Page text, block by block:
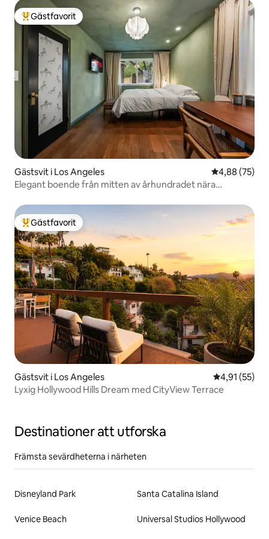
Populär gästfavorit
Gästfavorit
Gästsvit i Los Angeles 4,88 av 5 i
4,88 (75)
Elegant boende från mitten av århundradet nära
Populär gästfavorit
Gästfavorit
Gästsvit i Los Angeles 4,91 av 5 i
4,91 (55)
Lyxig Hollywood Hills Dream med CityView Terrace
Destinationer att utforska
Främsta sevärdheterna i närheten
Disneyland Park Santa Catalina Island
Venice Beach Universal Studios Hollywood